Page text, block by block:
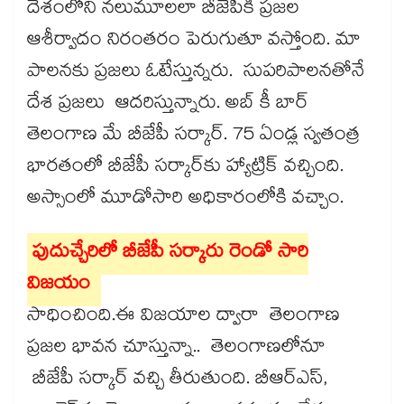
దేశంలోని నలుమూలలా బీజేపీకి ప్రజల
ఆశీర్వాదం నిరంతరం పెరుగుతూ వస్తోంది. మా
పాలనకు ప్రజలు ఓటేస్తున్నరు. సుపరిపాలనతోనే
దేశ ప్రజలు ఆదరిస్తున్నారు. అబ్‌‌‌‌ కీ బార్‌‌‌‌
తెలంగాణ మే బీజేపీ సర్కార్‌‌‌‌. 75 ఏండ్ల స్వతంత్ర
భారతంలో బీజేపీ సర్కార్‌‌‌‌‌‌‌‌కు హ్యాట్రిక్‌‌‌‌ వచ్చింది.
అస్సాంలో మూడోసారి అధికారంలోకి వచ్చాం.
పుదుచ్చేరిలో బీజేపీ సర్కారు రెండో సారి
విజయం
సాధించింది.ఈ విజయాల ద్వారా తెలంగాణ
ప్రజల భావన చూస్తున్నా.. తెలంగాణలోనూ
బీజేపీ సర్కార్​ వచ్చి తీరుతుంది. బీఆర్‌‌‌‌‌‌‌‌ఎస్‌‌‌‌,